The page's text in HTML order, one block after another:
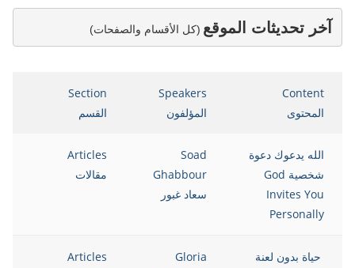
آخر تحديثات الموقع (كل الأقسام والصفحات)
Content
المحتوى
Speakers
المؤلفون
Section
القسم
الله يدعوك دعوة
شخصية God
Invites You
Personally
Soad
Ghabbour
سعاد غبور
Articles
مقالات
حياة بدون لعنة
Gloria
Articles